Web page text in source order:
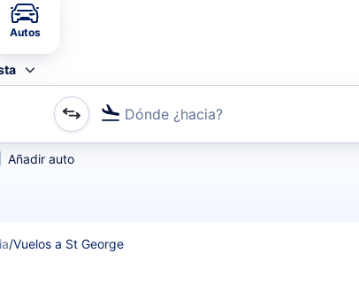
Autos
Dónde ¿hacia?
o aeropuerto o por vuelos directos
Añadir auto
/Vuelos a St George